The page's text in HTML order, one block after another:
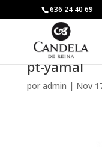
636 24 40 69
pt-yamal
por admin | Nov